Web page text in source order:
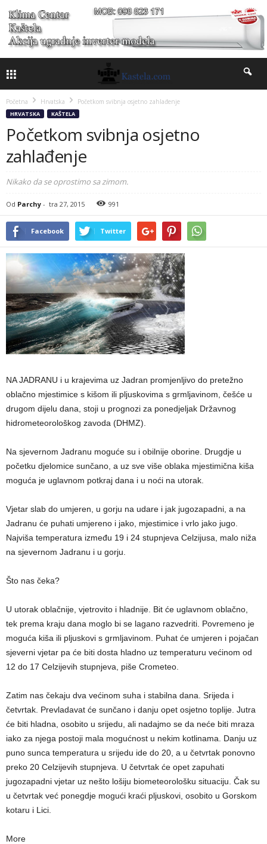
Početna Hrvatska Početkom svibnja osjetno zahlađenje
HRVATSKA KAŠTELA
Početkom svibnja osjetno
zahlađenje
Nikako da se oprostimo sa zimom.
Od Parchy - tra 27, 2015 991
Facebook Twitter
NA JADRANU i u krajevima uz Jadran promjenljivo do pretežno
oblačno mjestimice s kišom ili pljuskovima s grmljavinom, češće u
drugom dijelu dana, stoji u prognozi za ponedjeljak Državnog
hidrometeorološkog zavoda (DHMZ).
Na sjevernom Jadranu moguće su i obilnije oborine. Drugdje u
početku djelomice sunčano, a uz sve više oblaka mjestimična kiša
moguća je uglavnom potkraj dana i u noći na utorak.
Vjetar slab do umjeren, u gorju na udare i jak jugozapadni, a na
Jadranu će puhati umjereno i jako, mjestimice i vrlo jako jugo.
Najviša temperatura između 19 i 24 stupnjeva Celzijusa, malo niža
na sjevernom Jadranu i u gorju.
Što nas čeka?
U utorak oblačnije, vjetrovito i hladnije. Bit će uglavnom oblačno,
tek prema kraju dana moglo bi se lagano razvedriti. Povremeno je
moguća kiša ili pljuskovi s grmljavinom. Puhat će umjeren i pojačan
sjeverni vjetar pa će biti dosta hladno uz temperaturu većinom od
12 do 17 Celzijevih stupnjeva, piše Crometeo.
Zatim nas čekaju dva većinom suha i stabilna dana. Srijeda i
četvrtak. Prevladavat će sunčano i danju opet osjetno toplije. Jutra
će biti hladna, osobito u srijedu, ali nadajmo se da neće biti mraza
iako za njega postoji mala mogućnost u nekim kotlinama. Danju uz
puno sunca temperatura u srijedu ide do 20, a u četvrtak ponovno
preko 20 Celzijevih stupnjeva. U četvrtak će opet zapuhati
jugozapadni vjetar uz nešto lošiju biometeorološku situaciju. Čak su
u četvrtak već ponegdje mogući kraći pljuskovi, osobito u Gorskom
kotaru i Lici.
More